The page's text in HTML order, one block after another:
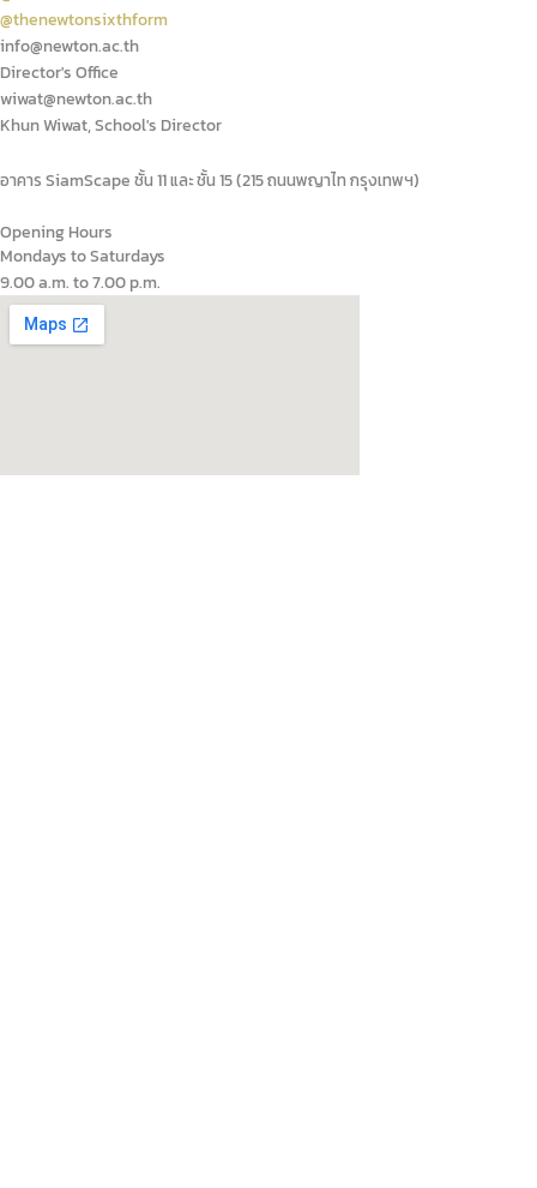
@thenewtonsixthform
info@newton.ac.th
Director's Office
wiwat@newton.ac.th
Khun Wiwat, School's Director
อาคาร SiamScape ชั้น 11 และ ชั้น 15 (215 ถนนพญาไท กรุงเทพฯ)
Opening Hours
Mondays to Saturdays
9.00 a.m. to 7.00 p.m.